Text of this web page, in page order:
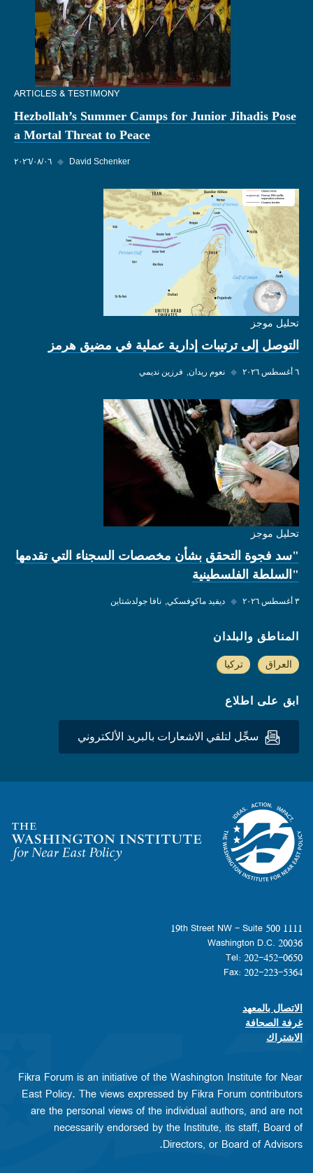
ARTICLES & TESTIMONY
Hezbollah’s Summer Camps for Junior Jihadis Pose
a Mortal Threat to Peace
٠٦‏/٠٨‏/٢٠٢٦ ◆ David Schenker
تحليل موجز
التوصل إلى ترتيبات إدارية عملية في مضيق هرمز
٦ أغسطس ٢٠٢٦ ◆ نعوم ريدان فرزين نديمي
تحليل موجز
"سد فجوة التحقق بشأن مخصصات السجناء التي تقدمها
"السلطة الفلسطينية
٣ أغسطس ٢٠٢٦ ◆ ديفيد ماكوفسكي نافا جولدشتاين
المناطق والبلدان
العراق تركيا
ابق على اطلاع
سجِّل لتلقي الاشعارات بالبريد الألكتروني
Homepage
1111 19th Street NW - Suite 500
Washington D.C. 20036
Tel: 202-452-0650
Fax: 202-223-5364
Footer contact links
الاتصال بالمعهد
غرفة الصحافة
الاشتراك
Fikra Forum is an initiative of the Washington Institute for Near
East Policy. The views expressed by Fikra Forum contributors
are the personal views of the individual authors, and are not
necessarily endorsed by the Institute, its staff, Board of
Directors, or Board of Advisors.​​